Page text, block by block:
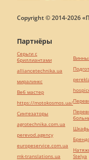
Copyright © 2014-2026
Партнёры
Серьги с
бриллиантами
alliancetechnika.ua
миралинкс
Веб мастер
https://motokosmos.ua/
Синтезаторы
agrotechnika.com.ua
perevod.agency
europeservice.com.ua
mk-translations.ua
Stelya